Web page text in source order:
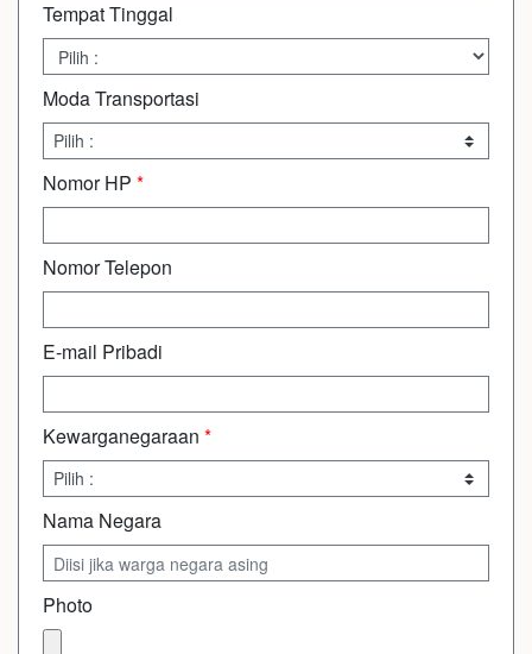
Tempat Tinggal
Moda Transportasi
Nomor HP *
Nomor Telepon
E-mail Pribadi
Kewarganegaraan *
Nama Negara
Photo